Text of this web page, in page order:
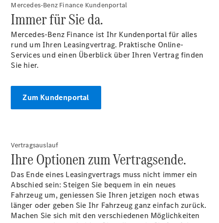
Mercedes-Benz Finance Kundenportal
Immer für Sie da.
Mercedes-Benz Finance ist Ihr Kundenportal für alles
rund um Ihren Leasingvertrag. Praktische Online-
Services und einen Überblick über Ihren Vertrag finden
Sie hier.
Zum Kundenportal
Vertragsauslauf
Ihre Optionen zum Vertragsende.
Das Ende eines Leasingvertrags muss nicht immer ein
Abschied sein: Steigen Sie bequem in ein neues
Fahrzeug um, geniessen Sie Ihren jetzigen noch etwas
länger oder geben Sie Ihr Fahrzeug ganz einfach zurück.
Machen Sie sich mit den verschiedenen Möglichkeiten